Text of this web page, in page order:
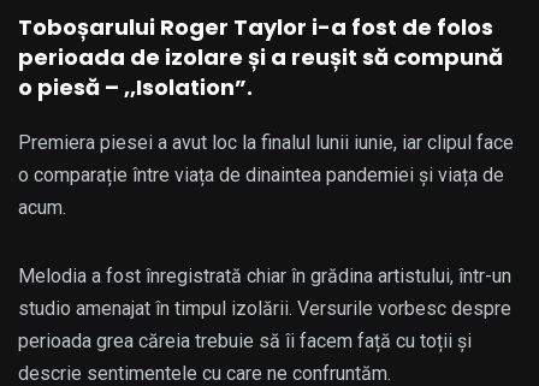
Toboșarului Roger Taylor i-a fost de folos
perioada de izolare și a reușit să compună
o piesă – ,,Isolation”.
Premiera piesei a avut loc la finalul lunii iunie, iar clipul face
o comparație între viața de dinaintea pandemiei și viața de
acum.
Melodia a fost înregistrată chiar în grădina artistului, într-un
studio amenajat în timpul izolării. Versurile vorbesc despre
perioada grea căreia trebuie să îi facem față cu toții și
descrie sentimentele cu care ne confruntăm.